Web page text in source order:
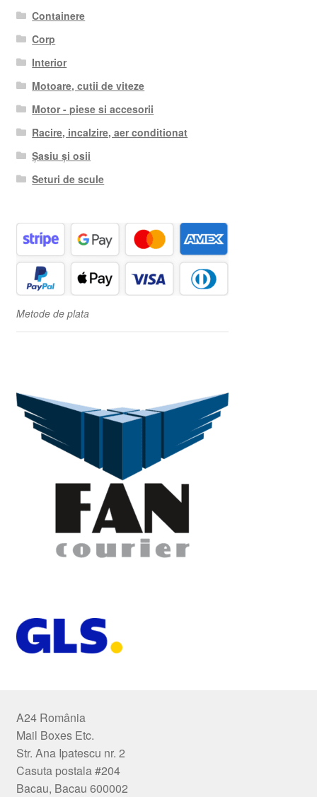
Containere
Corp
Interior
Motoare, cutii de viteze
Motor - piese si accesorii
Racire, incalzire, aer conditionat
Șasiu și osii
Seturi de scule
Metode de plata
A24 România
Mail Boxes Etc.
Str. Ana Ipatescu nr. 2
Casuta postala #204
Bacau, Bacau 600002